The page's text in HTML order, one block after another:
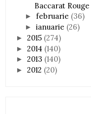
Baccarat
►februarie (36)
►ianuarie (26)
►2015 (274)
►2014 (140)
►2013 (140)
►2012 (20)